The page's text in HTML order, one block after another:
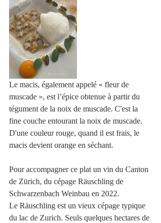
Le macis, également appelé « fleur de
muscade », est l’épice obtenue à partir du
tégument de la noix de muscade. C'est la
fine couche entourant la noix de muscade.
D'une couleur rouge, quand il est frais, le
macis devient orange en séchant.
Pour accompagner ce plat un vin du Canton
de Zürich, du cépage Räuschling de
Schwarzenbach Weinbau en 2022.
Le Räuschling est un vieux cépage typique
du lac de Zurich. Seuls quelques hectares de